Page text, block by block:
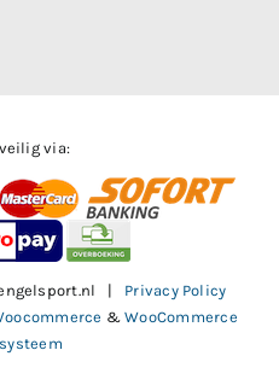
via:
| Privacy Policy
&WooCommerce